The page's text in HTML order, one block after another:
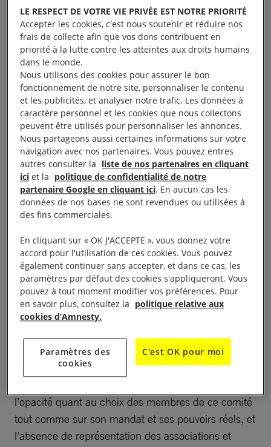
la déontologie policière au sein de
l’IGPN. À cette occasion, elle a
annoncé que nous pourrions faire
partie de ce comité. En réalité, nous
avons décidé de ne pas accepter cette
proposition.
Nous sommes extrêmement surpris que l’IGPN ait
annoncé publiquement notre possible participation
à leur comité d’évaluation de la déontologie
policière. Si nous avons effectivement reçu une
sollicitation de leur part, nous nous apprêtions à leur
communiquer notre refus d’être membre de ce
comité. En effet, si la décision de créer un tel comité
semble montrer la volonté de l’IGPN de se pencher
sur la question essentielle de la déontologie de la
police, il ne nous semble pas que toutes les
conditions sont réunies pour un travail permettant
d’améliorer substantiellement les pratiques de la
police et leur conformité avec les droits humains.
La présence d’une seule association, au milieu de
l’opacité quant au choix des membres de ce comité
tout comme sur son mandat et ses pouvoirs réels, et
l’absence de représentation des associations et
LE RESPECT DE VOTRE VIE PRIVÉE EST NOTRE PRIORITÉ
Accepter les cookies, c'est nous soutenir et réduire nos
frais de collecte afin que vos dons contribuent en
priorité à la lutte contre les atteintes aux droits humains
dans le monde.
Nous utilisons des cookies pour assurer le bon
fonctionnement de notre site, personnaliser le contenu
et les publicités, et analyser notre trafic. Les données à
caractère personnel et les cookies que nous collectons
peuvent être utilisés pour personnaliser les annonces.
Nous partageons aussi certaines informations sur votre
navigation avec nos partenaires. Vous pouvez entres
autres consulter la liste de nos partenaires en cliquant
ici et la politique de confidentialité de notre
partenaire Google en cliquant ici. En aucun cas les
données de nos bases ne sont revendues ou utilisées à
des fins commerciales.
En cliquant sur « OK J'ACCEPTE », vous donnez votre
accord pour l'utilisation de ces cookies. Vous pouvez
également continuer sans accepter, et dans ce cas, les
paramètres par défaut des cookies s'appliqueront. Vous
pouvez à tout moment modifier vos préférences. Pour
en savoir plus, consultez la politique relative aux
cookies d’Amnesty.
Paramètres des
cookies
C'est OK pour moi